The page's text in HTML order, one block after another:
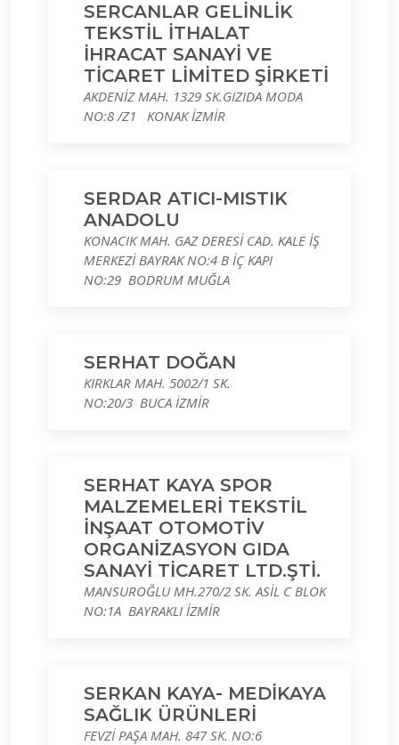
SERCANLAR GELİNLİK
TEKSTİL İTHALAT
İHRACAT SANAYİ VE
TİCARET LİMİTED ŞİRKETİ
AKDENİZ MAH. 1329 SK.GIZIDA MODA
NO:8 /Z1 KONAK İZMİR
SERDAR ATICI-MISTIK
ANADOLU
KONACIK MAH. GAZ DERESİ CAD. KALE İŞ
MERKEZİ BAYRAK NO:4 B İÇ KAPI
NO:29 BODRUM MUĞLA
SERHAT DOĞAN
KIRKLAR MAH. 5002/1 SK.
NO:20/3 BUCA İZMİR
SERHAT KAYA SPOR
MALZEMELERİ TEKSTİL
İNŞAAT OTOMOTİV
ORGANİZASYON GIDA
SANAYİ TİCARET LTD.ŞTİ.
MANSUROĞLU MH.270/2 SK. ASİL C BLOK
NO:1A BAYRAKLI İZMİR
SERKAN KAYA- MEDİKAYA
SAĞLIK ÜRÜNLERİ
FEVZİ PAŞA MAH. 847 SK. NO:6